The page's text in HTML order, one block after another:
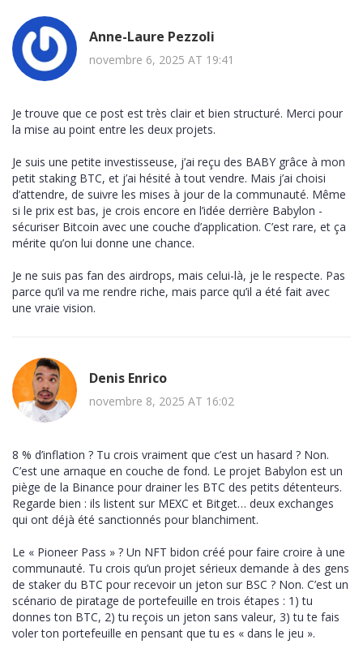
Anne-Laure Pezzoli
novembre 6, 2025 AT 19:41
Je trouve que ce post est très clair et bien structuré. Merci pour
la mise au point entre les deux projets.
Je suis une petite investisseuse, j’ai reçu des BABY grâce à mon
petit staking BTC, et j’ai hésité à tout vendre. Mais j’ai choisi
d’attendre, de suivre les mises à jour de la communauté. Même
si le prix est bas, je crois encore en l’idée derrière Babylon -
sécuriser Bitcoin avec une couche d’application. C’est rare, et ça
mérite qu’on lui donne une chance.
Je ne suis pas fan des airdrops, mais celui-là, je le respecte. Pas
parce qu’il va me rendre riche, mais parce qu’il a été fait avec
une vraie vision.
Denis Enrico
novembre 8, 2025 AT 16:02
8 % d’inflation ? Tu crois vraiment que c’est un hasard ? Non.
C’est une arnaque en couche de fond. Le projet Babylon est un
piège de la Binance pour drainer les BTC des petits détenteurs.
Regarde bien : ils listent sur MEXC et Bitget… deux exchanges
qui ont déjà été sanctionnés pour blanchiment.
Le « Pioneer Pass » ? Un NFT bidon créé pour faire croire à une
communauté. Tu crois qu’un projet sérieux demande à des gens
de staker du BTC pour recevoir un jeton sur BSC ? Non. C’est un
scénario de piratage de portefeuille en trois étapes : 1) tu
donnes ton BTC, 2) tu reçois un jeton sans valeur, 3) tu te fais
voler ton portefeuille en pensant que tu es « dans le jeu ».